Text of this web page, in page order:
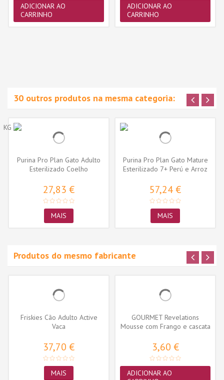
ADICIONAR AO
CARRINHO
ADICIONAR AO
CARRINHO
30 outros produtos na mesma categoria:
Purina Pro Plan Gato Adulto
Esterilizado Coelho
27,83 €
MAIS
Purina Pro Plan Gato Mature
Esterilizado 7+ Perú e Arroz
57,24 €
MAIS
Produtos do mesmo fabricante
Friskies Cão Adulto Active
Vaca
37,70 €
MAIS
GOURMET Revelations
Mousse com Frango e cascata
3,60 €
ADICIONAR AO